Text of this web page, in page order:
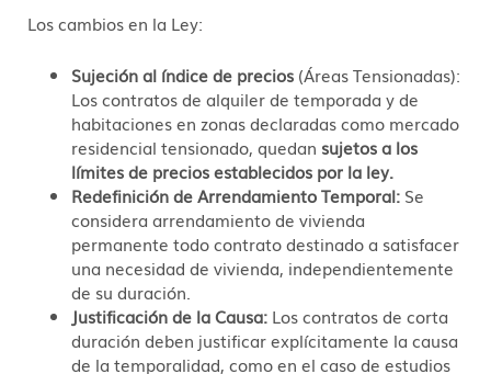
Los cambios en la Ley:
Sujeción al índice de precios (Áreas Tensionadas):
Los contratos de alquiler de temporada y de
habitaciones en zonas declaradas como mercado
residencial tensionado, quedan sujetos a los
límites de precios establecidos por la ley.
Redefinición de Arrendamiento Temporal: Se
considera arrendamiento de vivienda
permanente todo contrato destinado a satisfacer
una necesidad de vivienda, independientemente
de su duración.
Justificación de la Causa: Los contratos de corta
duración deben justificar explícitamente la causa
de la temporalidad, como en el caso de estudios